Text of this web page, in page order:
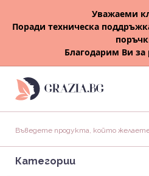
Уважаеми
Поради техническа
Благодарим Ви за
Категории